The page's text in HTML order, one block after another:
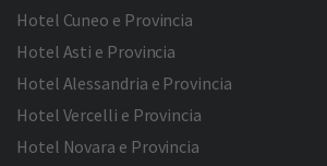
Hotel Cuneo e Provincia
Hotel Asti e Provincia
Hotel Alessandria e Provincia
Hotel Vercelli e Provincia
Hotel Novara e Provincia